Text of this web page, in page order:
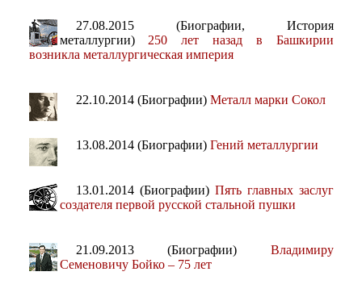
27.08.2015 (Биографии, История
металлургии) 250 лет назад в Башкирии
возникла металлургическая империя
22.10.2014 (Биографии) Металл марки Сокол
13.08.2014 (Биографии) Гений металлургии
13.01.2014 (Биографии) Пять главных заслуг
создателя первой русской стальной пушки
21.09.2013 (Биографии) Владимиру
Семеновичу Бойко – 75 лет